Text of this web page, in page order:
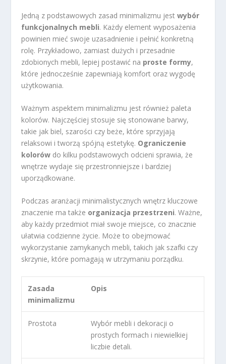
Jedną z podstawowych zasad minimalizmu jestwybór
funkcjonalnych mebli. Każdy element wyposażenia
powinien mieć swoje uzasadnienie i pełnić konkretną
rolę. Przykładowo, zamiast dużych i przesadnie
zdobionych mebli, lepiej postawić na proste formy,
które jednocześnie zapewniają komfort oraz wygodę
użytkowania.
Ważnym aspektem minimalizmu jest również paleta
kolorów. Najczęściej stosuje się stonowane barwy,
takie jak biel, szarości czy beże, które sprzyjają
relaksowi i tworzą spójną estetykę. Ograniczenie
kolorów do kilku podstawowych odcieni sprawia, że
wnętrze wydaje się przestronniejsze i bardziej
uporządkowane.
Podczas aranżacji minimalistycznych wnętrz kluczowe
znaczenie ma także organizacja przestrzeni. Ważne,
aby każdy przedmiot miał swoje miejsce, co znacznie
ułatwia codzienne życie. Może to obejmować
wykorzystanie zamykanych mebli, takich jak szafki czy
skrzynie, które pomagają w utrzymaniu porządku.
Zasada
minimalizmu
Opis
Prostota
Wybór mebli i dekoracji o
prostych formach i niewielkiej
liczbie detali.